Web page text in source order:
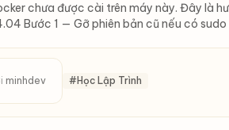
chưa được cài trên máy này. Đây là
Bước 1 — Gỡ phiên bản cũ nếu có
minhdev #Học Lập Trình